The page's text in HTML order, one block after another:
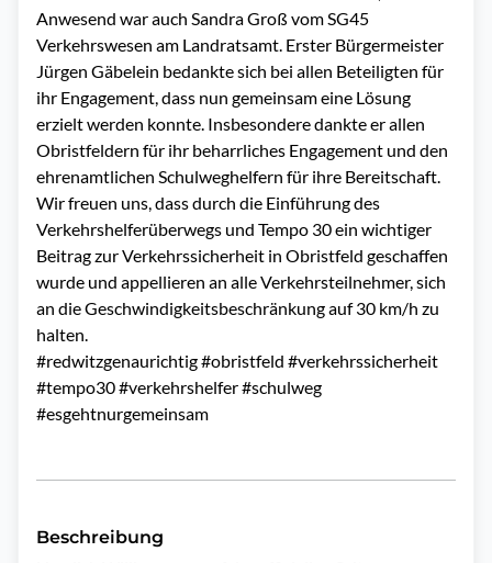
Anwesend war auch Sandra Groß vom SG45
Verkehrswesen am Landratsamt. Erster Bürgermeister
Jürgen Gäbelein bedankte sich bei allen Beteiligten für
ihr Engagement, dass nun gemeinsam eine Lösung
erzielt werden konnte. Insbesondere dankte er allen
Obristfeldern für ihr beharrliches Engagement und den
ehrenamtlichen Schulweghelfern für ihre Bereitschaft.
Wir freuen uns, dass durch die Einführung des
Verkehrshelferüberwegs und Tempo 30 ein wichtiger
Beitrag zur Verkehrssicherheit in Obristfeld geschaffen
wurde und appellieren an alle Verkehrsteilnehmer, sich
an die Geschwindigkeitsbeschränkung auf 30 km/h zu
halten.
#redwitzgenaurichtig #obristfeld #verkehrssicherheit
#tempo30 #verkehrshelfer #schulweg
#esgehtnurgemeinsam
Beschreibung